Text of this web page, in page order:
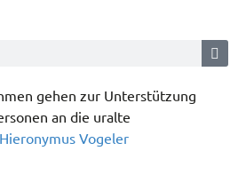
gehen zur Unterstützung
an die uralte
Hieronymus Vogeler